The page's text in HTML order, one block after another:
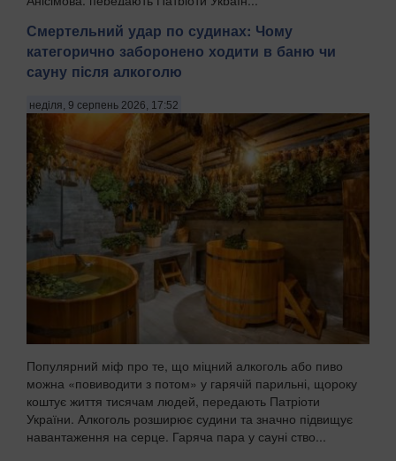
Смертельний удар по судинах: Чому
категорично заборонено ходити в баню чи
сауну після алкоголю
неділя, 9 серпень 2026, 17:52
Популярний міф про те, що міцний алкоголь або пиво
можна «повиводити з потом» у гарячій парильні, щороку
коштує життя тисячам людей, передають Патріоти
України. Алкоголь розширює судини та значно підвищує
навантаження на серце. Гаряча пара у сауні ство...